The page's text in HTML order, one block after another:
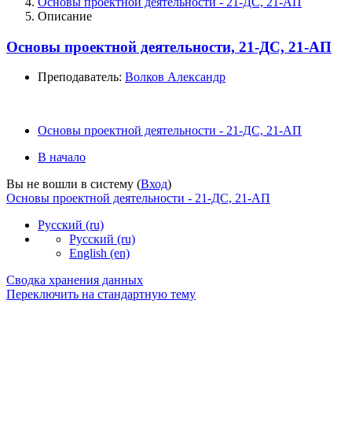
Описание
Основы проектной деятельности, 21-ДС, 21-АП
Преподаватель: Волков Александр
Основы проектной деятельности - 21-ДС, 21-АП
В начало
Вы не вошли в систему (Вход)
Основы проектной деятельности - 21-ДС, 21-АП
Русский ‎(ru)‎
Русский ‎(ru)‎
English ‎(en)‎
Сводка хранения данных
Переключить на стандартную тему